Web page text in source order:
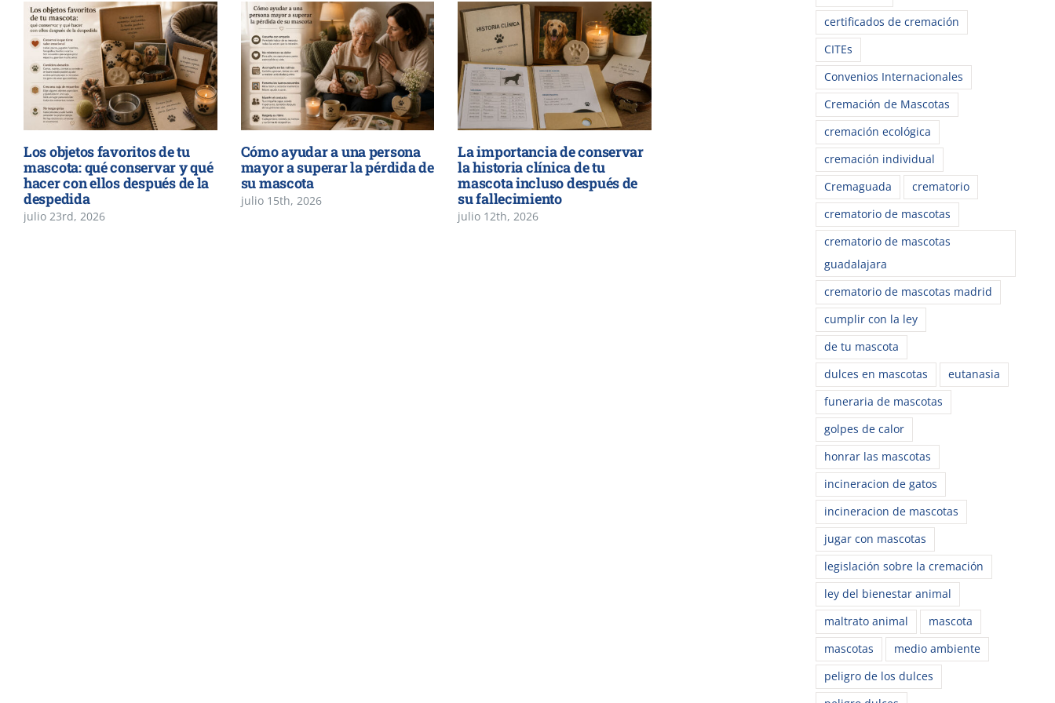
Los objetos favoritos de tu
mascota: qué conservar y qué
hacer con ellos después de la
despedida
julio 23rd, 2026
Cómo ayudar a una persona
mayor a superar la pérdida de
su mascota
julio 15th, 2026
La importancia de conservar
la historia clínica de tu
mascota incluso después de
su fallecimiento
julio 12th, 2026
certificados de cremación
CITEs
Convenios Internacionales
Cremación de Mascotas
cremación ecológica
cremación individual
Cremaguada
crematorio
crematorio de mascotas
crematorio de mascotas
guadalajara
crematorio de mascotas madrid
cumplir con la ley
de tu mascota
dulces en mascotas
eutanasia
funeraria de mascotas
golpes de calor
honrar las mascotas
incineracion de gatos
incineracion de mascotas
jugar con mascotas
legislación sobre la cremación
ley del bienestar animal
maltrato animal
mascota
mascotas
medio ambiente
peligro de los dulces